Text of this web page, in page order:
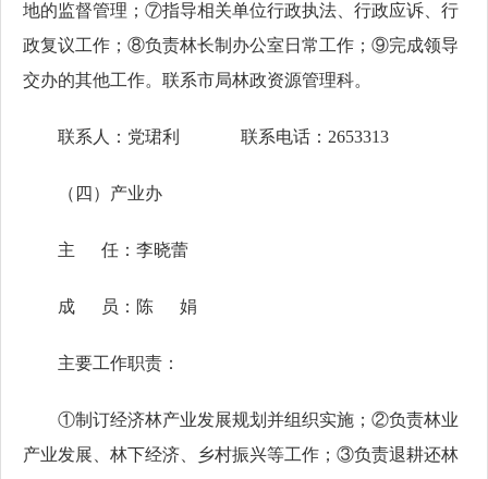
地的监督管理；⑦指导相关单位行政执法、行政应诉、行
政复议工作；⑧负责林长制办公室日常工作；⑨完成领导
交办的其他工作。联系市局林政资源管理科。
联系人：党珺利 联系电话：2653313
（四）产业办
主 任：李晓蕾
成 员：陈 娟
主要工作职责：
①制订经济林产业发展规划并组织实施；②负责林业
产业发展、林下经济、乡村振兴等工作；③负责退耕还林